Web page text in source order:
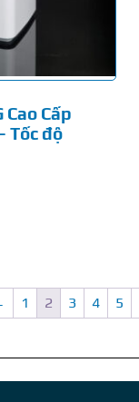
Cấp
Tốc độ
1 2 3 4 5